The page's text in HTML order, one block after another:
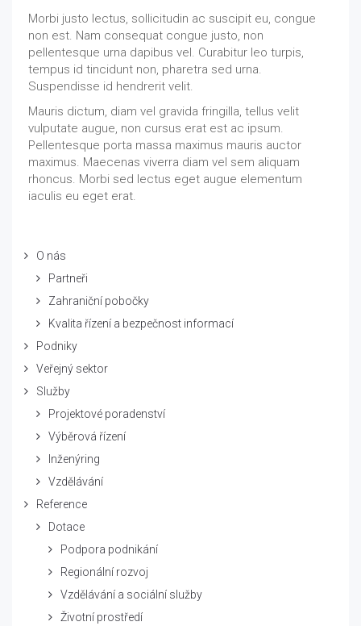
Morbi justo lectus, sollicitudin ac suscipit eu, congue
non est. Nam consequat congue justo, non
pellentesque urna dapibus vel. Curabitur leo turpis,
tempus id tincidunt non, pharetra sed urna.
Suspendisse id hendrerit velit.
Mauris dictum, diam vel gravida fringilla, tellus velit
vulputate augue, non cursus erat est ac ipsum.
Pellentesque porta massa maximus mauris auctor
maximus. Maecenas viverra diam vel sem aliquam
rhoncus. Morbi sed lectus eget augue elementum
iaculis eu eget erat.
O nás
Partneři
Zahraniční pobočky
Kvalita řízení a bezpečnost informací
Podniky
Veřejný sektor
Služby
Projektové poradenství
Výběrová řízení
Inženýring
Vzdělávání
Reference
Dotace
Podpora podnikání
Regionální rozvoj
Vzdělávání a sociální služby
Životní prostředí